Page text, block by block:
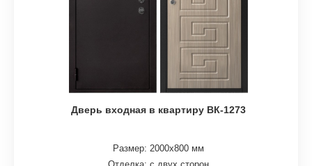
Дверь входная в квартиру ВК-1273
Размер: 2000х800 мм